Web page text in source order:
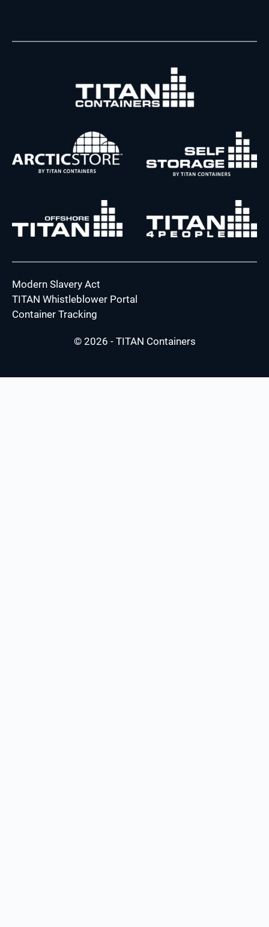
Modern Slavery Act
TITAN Whistleblower Portal
Container Tracking
© 2026 - TITAN Containers